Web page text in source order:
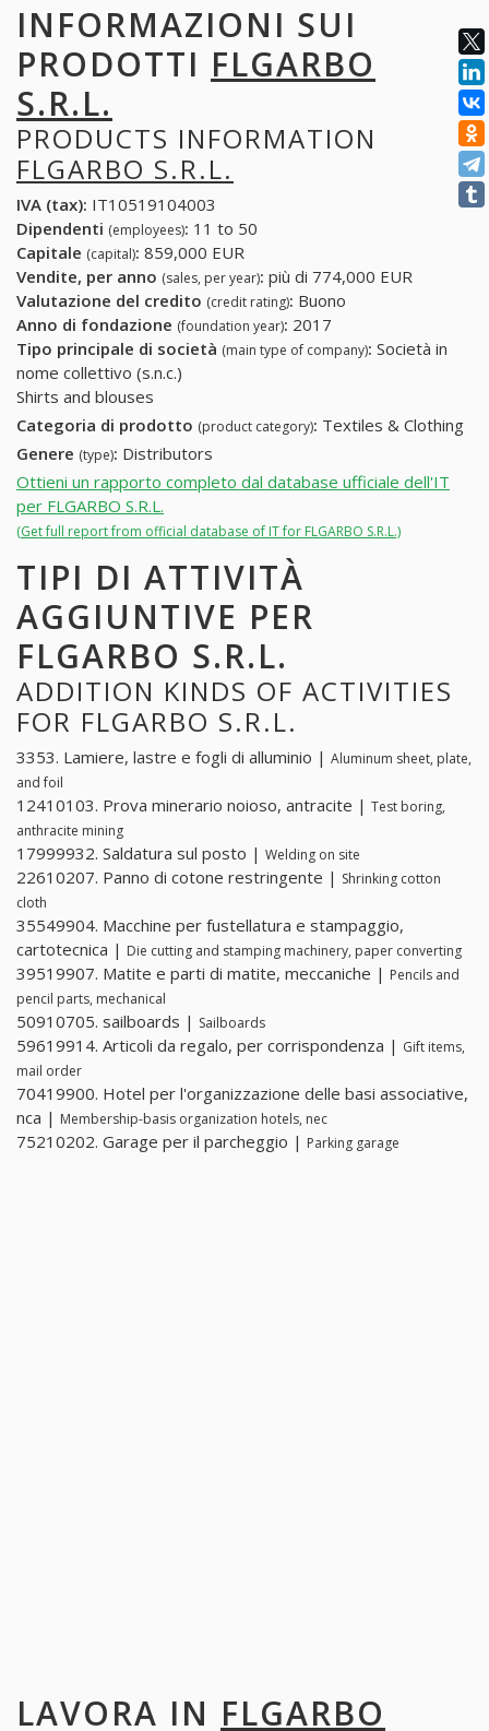
INFORMAZIONI SUI
PRODOTTI FLGARBO
S.R.L.
PRODUCTS INFORMATION
FLGARBO S.R.L.
IVA (tax): IT10519104003
Dipendenti (employees): 11 to 50
Capitale (capital): 859,000 EUR
Vendite, per anno (sales, per year): più di 774,000 EUR
Valutazione del credito (credit rating): Buono
Anno di fondazione (foundation year): 2017
Tipo principale di società (main type of company): Società in
nome collettivo (s.n.c.)
Shirts and blouses
Categoria di prodotto (product category): Textiles & Clothing
Genere (type): Distributors
Ottieni un rapporto completo dal database ufficiale dell'IT
per FLGARBO S.R.L.
(Get full report from official database of IT for FLGARBO S.R.L.)
TIPI DI ATTIVITÀ
AGGIUNTIVE PER
FLGARBO S.R.L.
ADDITION KINDS OF ACTIVITIES
FOR FLGARBO S.R.L.
3353. Lamiere, lastre e fogli di alluminio | Aluminum sheet, plate,
and foil
12410103. Prova minerario noioso, antracite | Test boring,
anthracite mining
17999932. Saldatura sul posto | Welding on site
22610207. Panno di cotone restringente | Shrinking cotton
cloth
35549904. Macchine per fustellatura e stampaggio,
cartotecnica | Die cutting and stamping machinery, paper converting
39519907. Matite e parti di matite, meccaniche | Pencils and
pencil parts, mechanical
50910705. sailboards | Sailboards
59619914. Articoli da regalo, per corrispondenza | Gift items,
mail order
70419900. Hotel per l'organizzazione delle basi associative,
nca | Membership-basis organization hotels, nec
75210202. Garage per il parcheggio | Parking garage
LAVORA IN FLGARBO